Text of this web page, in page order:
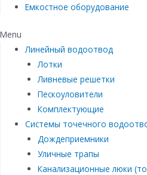
Емкостное оборудование
Menu
Линейный водоотвод
Лотки
Ливневые решетки
Пескоуловители
Комплектующие
Системы точечного
Дождеприемники
Уличные трапы
Канализационные люки